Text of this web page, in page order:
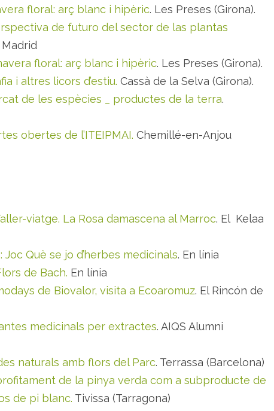
floral: arç blanc i hipèric. Les Preses (Girona).
de futuro del sector de las plantas
Madrid
floral: arç blanc i hipèric. Les Preses (Girona).
i altres licors d’estiu. Cassà de la Selva (Girona).
de les espècies _ productes de la terra.
obertes de l’ITEIPMAI. Chemillé-en-Anjou
viatge. La Rosa damascena al Marroc. El Kelaa
Joc Què se jo d’herbes medicinals. En línia
de Bach. En línia
de Biovalor, visita a Ecoaromuz. El Rincón de
medicinals per extractes. AIQS Alumni
naturals amb flors del Parc. Terrassa (Barcelona)
de la pinya verda com a subproducte de
de pi blanc. Tivissa (Tarragona)